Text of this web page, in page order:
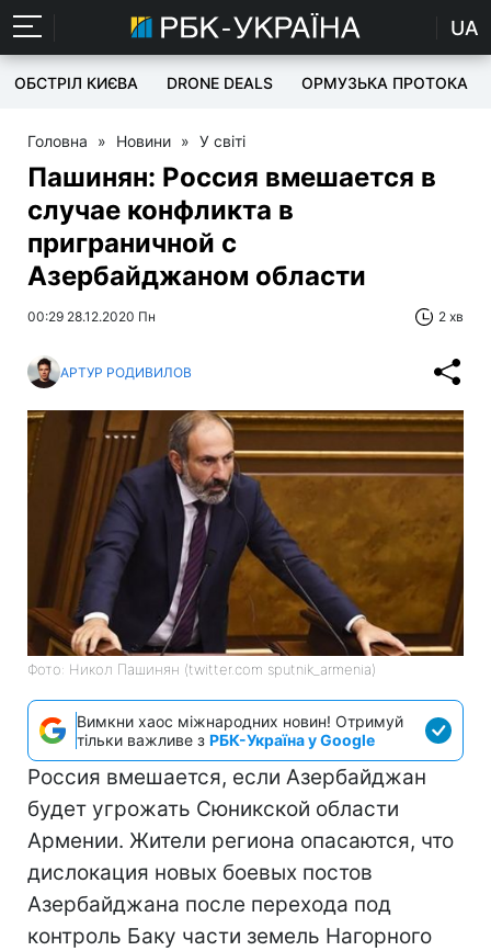
UA
ОБСТРІЛ КИЄВА DRONE DEALS ОРМУЗЬКА ПРОТОКА
Головна » Новини » У світі
Пашинян: Россия вмешается в
случае конфликта в
приграничной с
Азербайджаном области
00:29 28.12.2020 Пн 2 хв
АРТУР РОДИВИЛОВ
Фото: Никол Пашинян (twitter.com sputnik_armenia)
Вимкни хаос міжнародних новин! Отримуй
тільки важливе з РБК-Україна у Google
Россия вмешается, если Азербайджан
будет угрожать Сюникской области
Армении. Жители региона опасаются, что
дислокация новых боевых постов
Азербайджана после перехода под
контроль Баку части земель Нагорного